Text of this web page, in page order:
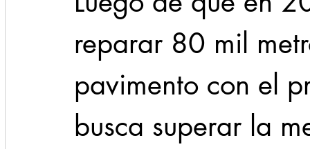
reparar 80 mil
pavimento con el
busca superar la